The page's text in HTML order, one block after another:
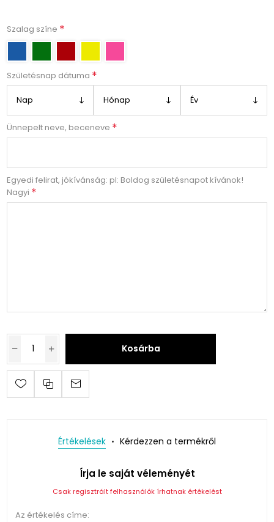
Szalag színe *
Születésnap dátuma *
Ünnepelt neve, beceneve *
Egyedi felirat, jókívánság: pl: Boldog születésnapot kívánok!
Nagyi *
Kosárba
Értékelések Kérdezzen a termékről
Írja le saját véleményét
Csak regisztrált felhasználók írhatnak értékelést
Az értékelés címe: